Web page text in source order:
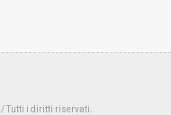
Tutti i diritti riservati.